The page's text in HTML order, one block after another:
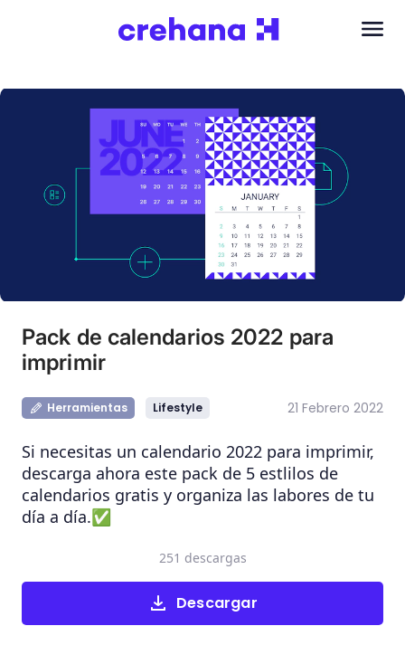
Pack de calendarios 2022 para
imprimir
Herramientas Lifestyle 21 Febrero 2022
Si necesitas un calendario 2022 para imprimir,
descarga ahora este pack de 5 estlilos de
calendarios gratis y organiza las labores de tu
día a día.✅
Descargar
251 descargas